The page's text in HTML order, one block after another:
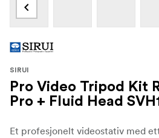
SIRUI
Pro Video Tripod Kit
Pro + Fluid Head